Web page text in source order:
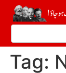
Tag: